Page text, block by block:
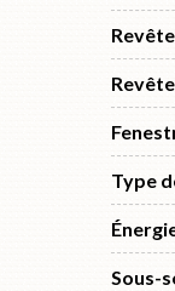
Type
Sous-